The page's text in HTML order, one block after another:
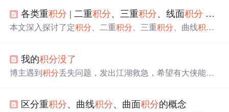
各类重积分 | 二重积分、三重积分、线面积分
本文深入探讨了定积分 、二重积分 、三重积分 、曲线积分
奇偶性和轮换对称性的运用以及
顿-莱布尼茨公式、格林公式和斯托克斯公式。
我的积分没了
博主遇到积分丢失问题，发出江湖救急，希望有大侠能帮
区分重积分、曲线积分、曲面积分的概念